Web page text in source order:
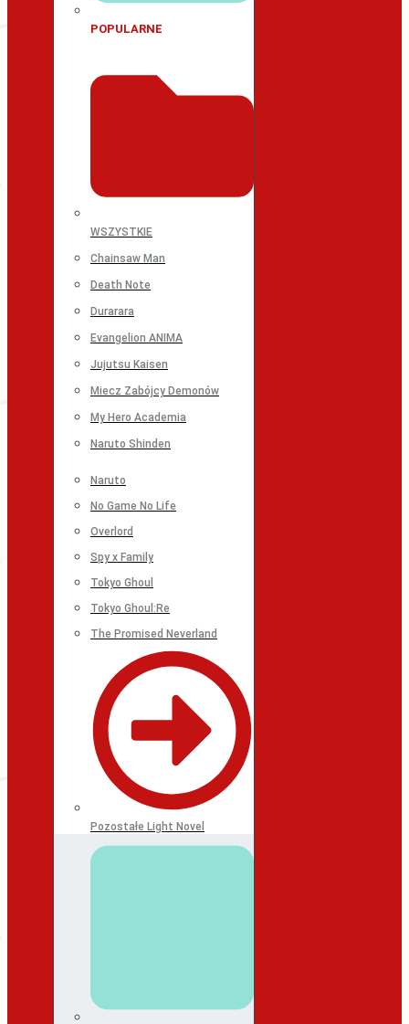
POPULARNE
WSZYSTKIE
Chainsaw Man
Death Note
Durarara
Evangelion ANIMA
Jujutsu Kaisen
Miecz Zabójcy Demonów
My Hero Academia
Naruto Shinden
Naruto
No Game No Life
Overlord
Spy x Family
Tokyo Ghoul
Tokyo Ghoul:Re
The Promised Neverland
Pozostałe Light Novel